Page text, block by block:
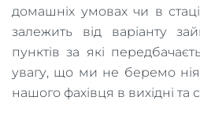
домашніх умовах чи в
залежить від варіанту
пунктів за які
увагу, що ми не беремо
нашого фахівця в вихідні та